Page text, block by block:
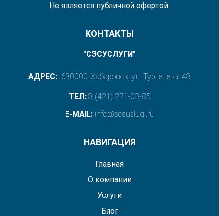
Не является публичной офертой.
КОНТАКТЫ
"СЭСУСЛУГИ"
АДРЕС: 680000, Хабаровск, ул. Тургенева, 48
ТЕЛ: 8 (421) 271-03-85
E-MAIL: info@sesuslugi.ru
НАВИГАЦИЯ
Главная
О компании
Услуги
Блог